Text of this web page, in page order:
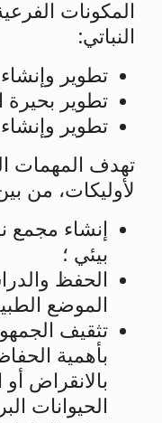
المكونات
النباتي:
تطوير
تطوير بحيرة
تطوير
تهدف المهمات
لأوليكات، من
إنشاء مجمع
بيئي ؛
الحفظ
الموضع
تثقيف
بأهمية
بالانقراض
الحيوانات